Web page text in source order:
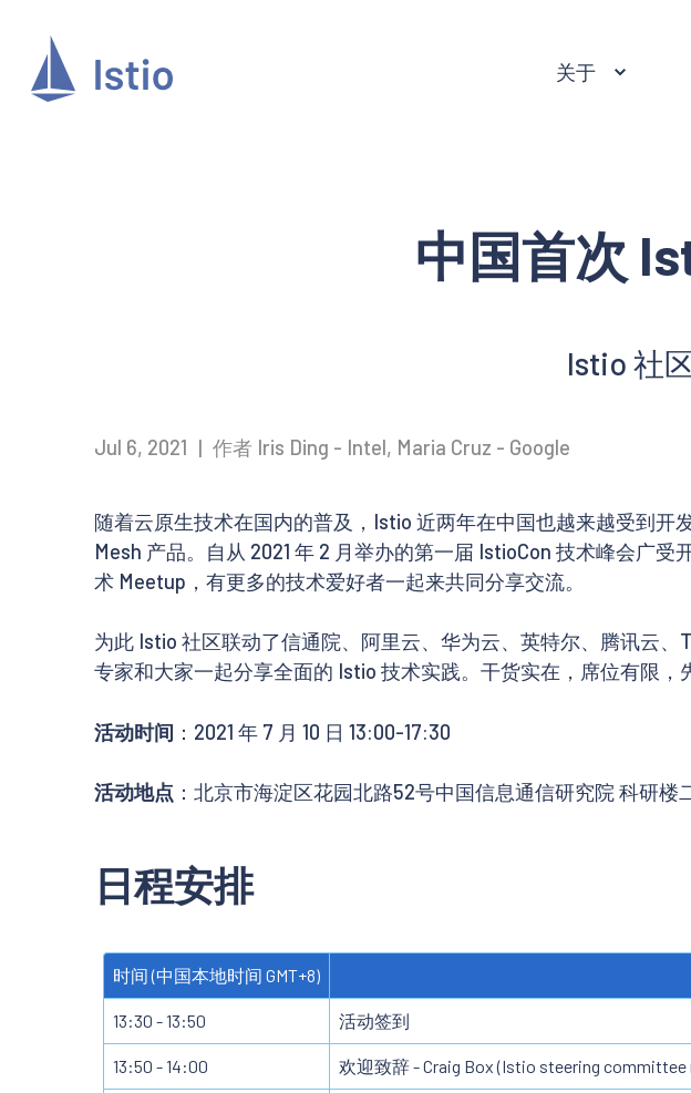
关于
中国首次
Istio 社
Jul 6, 2021 | 作者 Iris Ding - Intel, Maria Cruz - Google
随着云原生技术在国内的普及，Istio 近两年在中国也越来越受到开
Mesh 产品。自从 2021 年 2 月举办的第一届 IstioCon 技术峰会广
术 Meetup，有更多的技术爱好者一起来共同分享交流。
为此 Istio 社区联动了信通院、阿里云、华为云、英特尔、腾讯云
专家和大家一起分享全面的 Istio 技术实践。干货实在，席位有限，
活动时间 ：2021 年 7 月 10 日 13:00-17:30
活动地点 ：北京市海淀区花园北路52号中国信息通信研究院 科研楼
日程安排
时间 (中国本地时间 GMT+8)
13:30 - 13:50 活动签到
13:50 - 14:00 欢迎致辞 - Craig Box (Istio steering